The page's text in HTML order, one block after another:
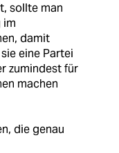
sollte man
im
damit
eine Partei
zumindest für
machen
die genau